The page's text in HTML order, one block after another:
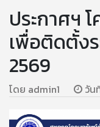
ประกาศฯ
เพื่อติดตั้ง
2569
โดย admin1 วัน